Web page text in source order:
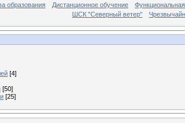
образования
Дистанционное обучение
ШСК "Северный ветер"
[4]
[50]
[25]